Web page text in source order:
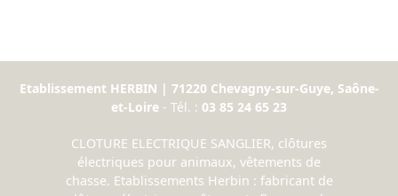
Etablissement HERBIN | 71220 Chevagny-sur-Guye, Saône-
et-Loire - Tél. : 03 85 24 65 23
CLOTURE ELECTRIQUE SANGLIER, clôtures
électriques pour animaux, vêtements de
chasse. Etablissements Herbin : fabricant de